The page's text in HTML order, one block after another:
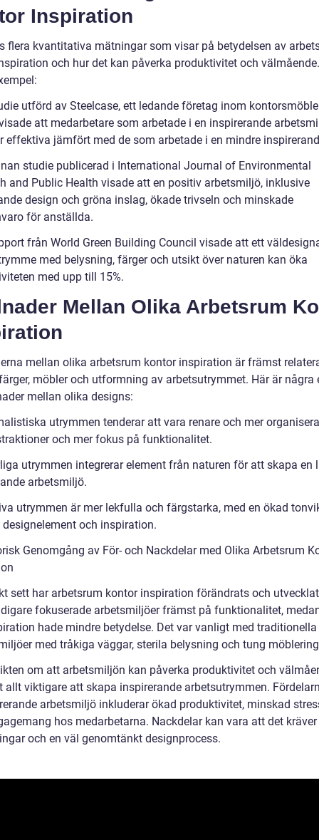
Inspiration
flera kvantitativa mätningar som visar på betydelsen av
och hur det kan påverka produktivitet och
utförd av Steelcase, ett ledande företag inom
att medarbetare som arbetade i en inspirerande
effektiva jämfört med de som arbetade i en mindre
studie publicerad i International Journal of Environmental
and Public Health visade att en positiv arbetsmiljö, inklusive
design och gröna inslag, ökade trivseln och minskade
för anställda.
från World Green Building Council visade att ett
med belysning, färger och utsikt över naturen kan öka
med upp till 15%.
Mellan Olika Arbetsrum
mellan olika arbetsrum kontor inspiration är främst
möbler och utformning av arbetsutrymmet. Här är några
mellan olika designs:
utrymmen tenderar att vara renare och mer
och mer fokus på funktionalitet.
utrymmen integrerar element från naturen för att skapa en
arbetsmiljö.
utrymmen är mer lekfulla och färgstarka, med en ökad
och inspiration.
Genomgång av För- och Nackdelar med Olika Arbetsrum
sett har arbetsrum kontor inspiration förändrats och
fokuserade arbetsmiljöer främst på funktionalitet,
hade mindre betydelse. Det var vanligt med traditionella
med tråkiga väggar, sterila belysning och tung
om att arbetsmiljön kan påverka produktivitet och
allt viktigare att skapa inspirerande arbetsutrymmen.
arbetsmiljö inkluderar ökad produktivitet, minskad
hos medarbetarna. Nackdelar kan vara att det kräver
och en väl genomtänkt designprocess.